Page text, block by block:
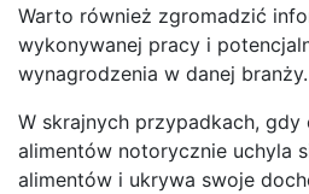
Warto również zgromadzić
wykonywanej pracy i
wynagrodzenia w danej branży.
W skrajnych przypadkach,
alimentów notorycznie uchyla
alimentów i ukrywa swoje